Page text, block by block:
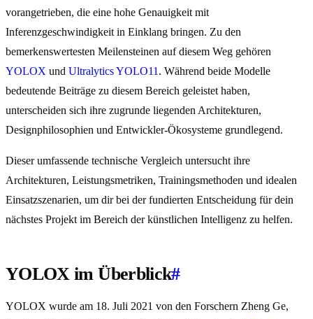
vorangetrieben, die eine hohe Genauigkeit mit
Inferenzgeschwindigkeit in Einklang bringen. Zu den
bemerkenswertesten Meilensteinen auf diesem Weg gehören
YOLOX und Ultralytics YOLO11 . Während beide Modelle
bedeutende Beiträge zu diesem Bereich geleistet haben,
unterscheiden sich ihre zugrunde liegenden Architekturen,
Designphilosophien und Entwickler-Ökosysteme grundlegend.
Dieser umfassende technische Vergleich untersucht ihre
Architekturen, Leistungsmetriken, Trainingsmethoden und idealen
Einsatzszenarien, um dir bei der fundierten Entscheidung für dein
nächstes Projekt im Bereich der künstlichen Intelligenz zu helfen.
YOLOX im Überblick#
YOLOX wurde am 18. Juli 2021 von den Forschern Zheng Ge,